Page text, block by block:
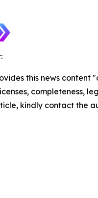
this news
completeness,
kindly contact the